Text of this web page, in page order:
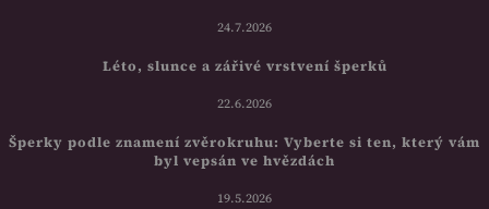
24.7.2026
Léto, slunce a zářivé vrstvení šperků
22.6.2026
Šperky podle znamení zvěrokruhu: Vyberte si ten, který vám
byl vepsán ve hvězdách
19.5.2026